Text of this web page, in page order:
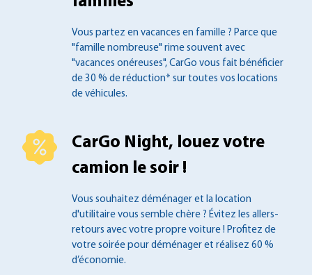
Vous partez en vacances en famille ? Parce que
"famille nombreuse" rime souvent avec
"vacances onéreuses", CarGo vous fait bénéficier
de 30 % de réduction* sur toutes vos locations
de véhicules.
CarGo Night, louez votre
camion le soir !
Vous souhaitez déménager et la location
d'utilitaire vous semble chère ? Évitez les allers-
retours avec votre propre voiture ! Profitez de
votre soirée pour déménager et réalisez 60 %
d’économie.